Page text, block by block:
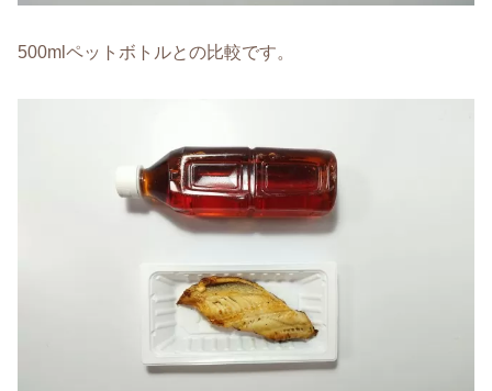
500mlペットボトルとの比較です。